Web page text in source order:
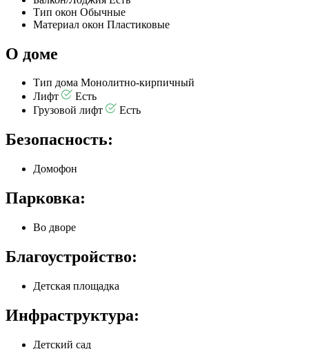
Тип окон Обычные
Материал окон Пластиковые
О доме
Тип дома Монолитно-кирпичный
Лифт
Есть
Грузовой лифт
Есть
Безопасность:
Домофон
Парковка:
Во дворе
Благоустройство:
Детская площадка
Инфраструктура:
Детский сад